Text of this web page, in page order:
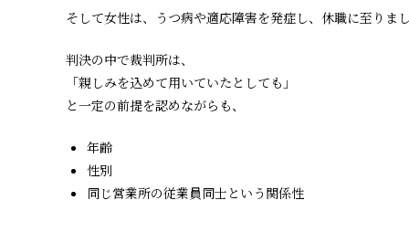
そして女性は、うつ病や適応障害を発症し、休職に至りま
判決の中で裁判所は、
「親しみを込めて用いていたとしても」
と一定の前提を認めながらも、
年齢
性別
同じ営業所の従業員同士という関係性